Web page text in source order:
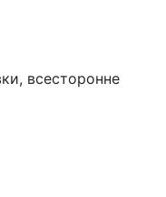
всесторонне